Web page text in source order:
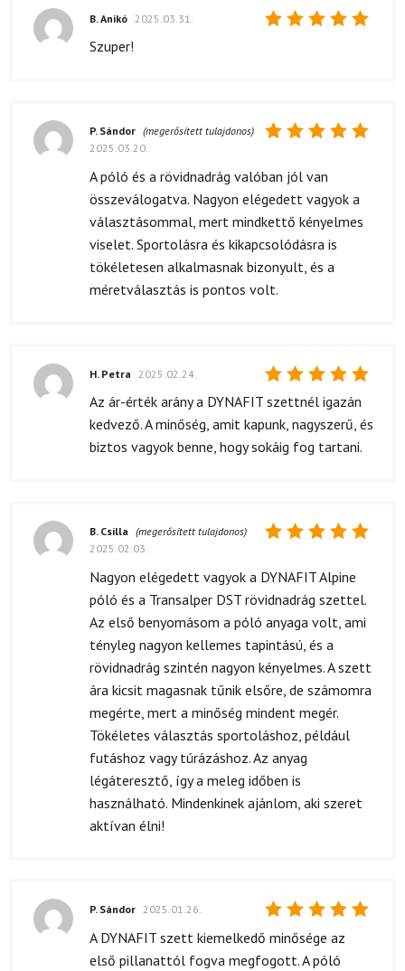
B. Anikó 2025.03.31.
Szuper!
5/ 5
P. Sándor (megerősített tulajdonos)
2025.03.20.
A póló és a rövidnadrág valóban jól van
összeválogatva. Nagyon elégedett vagyok a
választásommal, mert mindkettő kényelmes
viselet. Sportolásra és kikapcsolódásra is
tökéletesen alkalmasnak bizonyult, és a
méretválasztás is pontos volt.
Értékelés:
H. Petra 2025.02.24.
Az ár-érték arány a DYNAFIT szettnél igazán
kedvező. A minőség, amit kapunk, nagyszerű, és
biztos vagyok benne, hogy sokáig fog tartani.
5/ 5
B. Csilla (megerősített tulajdonos)
2025.02.03.
Nagyon elégedett vagyok a DYNAFIT Alpine
póló és a Transalper DST rövidnadrág szettel.
Az első benyomásom a póló anyaga volt, ami
tényleg nagyon kellemes tapintású, és a
rövidnadrág szintén nagyon kényelmes. A szett
ára kicsit magasnak tűnik elsőre, de számomra
megérte, mert a minőség mindent megér.
Tökéletes választás sportoláshoz, például
futáshoz vagy túrázáshoz. Az anyag
légáteresztő, így a meleg időben is
használható. Mindenkinek ajánlom, aki szeret
aktívan élni!
Értékelés:
/ 5
P. Sándor 2025.01.26.
A DYNAFIT szett kiemelkedő minősége az
első pillanattól fogva megfogott. A póló